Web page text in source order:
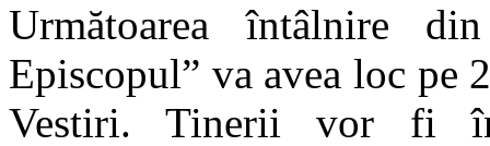
Următoarea întâlnire
Episcopul” va avea loc pe
Vestiri. Tinerii vor fi